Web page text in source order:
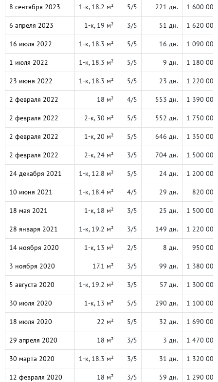
8 сентября 2023 1-к, 18.2 м² 5/5 221 дн. 1 600 000
6 апреля 2023 1-к, 19 м² 3/5 51 дн. 1 620 000
16 июля 2022 1-к, 18.3 м² 5/5 16 дн. 1 090 000
1 июля 2022 1-к, 18.3 м² 5/5 9 дн. 1 180 000
23 июня 2022 1-к, 18.3 м² 5/5 23 дн. 1 220 000
2 февраля 2022 18 м² 4/5 553 дн. 1 390 000
2 февраля 2022 2-к, 30 м² 5/5 552 дн. 1 750 000
2 февраля 2022 1-к, 20 м² 5/5 646 дн. 1 350 000
2 февраля 2022 2-к, 24 м² 3/5 704 дн. 1 500 000
24 декабря 2021 1-к, 12.8 м² 5/5 24 дн. 1 200 000
10 июня 2021 1-к, 18.4 м² 4/5 29 дн. 820 000
18 мая 2021 1-к, 18 м² 3/5 25 дн. 1 500 000
28 января 2021 1-к, 19.2 м² 3/5 149 дн. 1 220 000
14 ноября 2020 1-к, 13 м² 2/5 8 дн. 950 000
3 ноября 2020 17.1 м² 3/5 99 дн. 1 380 000
5 августа 2020 1-к, 19.2 м² 3/5 57 дн. 1 300 000
30 июля 2020 1-к, 13 м² 5/5 290 дн. 1 100 000
18 июля 2020 22 м² 5/5 32 дн. 1 690 000
29 апреля 2020 18 м² 3/5 3 дн. 1 470 000
30 марта 2020 1-к, 18.3 м² 3/5 31 дн. 1 320 000
12 февраля 2020 18 м² 3/5 59 дн. 1 290 000